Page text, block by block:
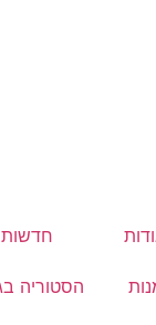
חדשות
הסטוריה